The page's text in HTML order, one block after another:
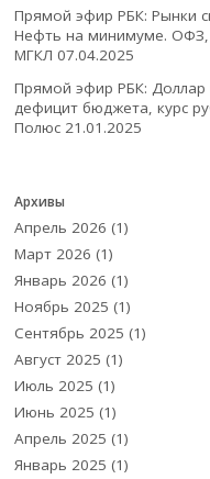
Прямой эфир РБК: Рынки
Нефть на минимуме. ОФЗ,
МГКЛ 07.04.2025
Прямой эфир РБК: Доллар
дефицит бюджета, курс
Полюс 21.01.2025
Архивы
Апрель 2026 (1)
Март 2026 (1)
Январь 2026 (1)
Ноябрь 2025 (1)
Сентябрь 2025 (1)
Август 2025 (1)
Июль 2025 (1)
Июнь 2025 (1)
Апрель 2025 (1)
Январь 2025 (1)